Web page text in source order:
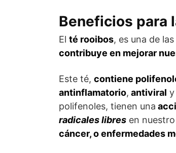
Beneficios para
El té rooibos, es una de las
contribuye en mejorar
Este té, contiene
antinflamatorio, antiviral y
polifenoles, tienen una
radicales libres en
cáncer, o enfermedades